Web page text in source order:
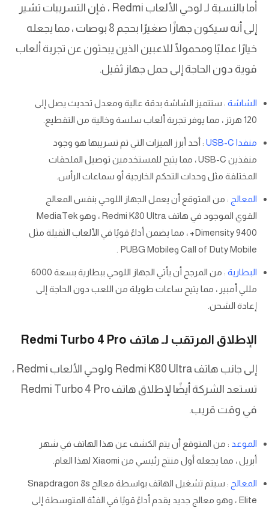
أما بالنسبة لـ لوحي الألعاب Redmi ، فإن التسريبات تشير
إلى أنه سيكون جهازًا صغيرًا بحجم 8 بوصات ، مما يجعله
خيارًا عمليًا ومحمولًا للاعبين الذين يبحثون عن تجربة ألعاب
قوية دون الحاجة إلى حمل جهاز ثقيل.
الشاشة : ستتميز الشاشة بدقة عالية ومعدل تحديث يصل إلى
120 هرتز ، مما يوفر تجربة ألعاب سلسة وخالية من التقطيع.
منفدا USB-C
: أحد أبرز الميزات التي تم تسريبها هو وجود
منفذين USB-C ، مما يتيح للمستخدمين توصيل الملحقات
المختلفة مثل وحدات التحكم الخارجية أو سماعات الرأس.
المعالج : من المتوقع أن يعمل الجهاز اللوحي بنفس المعالج
القوي الموجود في هاتف Redmi K80 Ultra ، وهو MediaTek
Dimensity 9400+ ، مما يضمن أداءً قويًا في الألعاب الثقيلة مثل
Call of Duty Mobile وPUBG Mobile .
البطارية
: من المرجح أن يأتي الجهاز اللوحي ببطارية بسعة 6000
مللي أمبير ، مما يتيح ساعات طويلة من اللعب دون الحاجة إلى
إعادة الشحن.
الإطلاق المرتقب لـ هاتف Redmi Turbo 4 Pro
إلى جانب هاتف Redmi K80 Ultra ولوحي الألعاب Redmi ،
تستعد الشركة أيضًا لإطلاق هاتف Redmi Turbo 4 Pro
في وقت قريب.
الموعد : من المتوقع أن يتم الكشف عن هذا الهاتف في شهر
أبريل ، مما يجعله أول منتج رئيسي من Xiaomi لهذا العام.
المعالج
: سيتم تشغيل الهاتف بواسطة معالج Snapdragon 8s
Elite ، وهو معالج جديد يقدم أداءً قويًا في الفئة المتوسطة إلى